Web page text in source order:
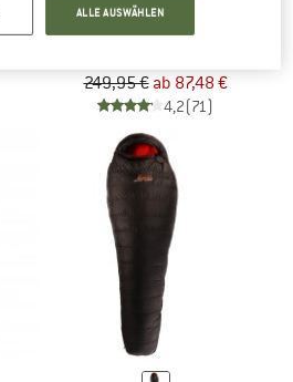
ALVIVO
Women's Minsk
249,95 € ab 87,48 €
4,2(71)
ALLE AUSWÄHLEN